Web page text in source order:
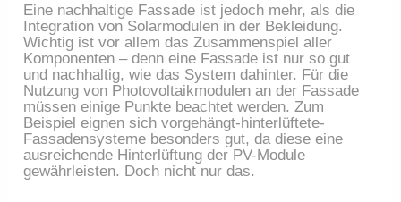
Eine nachhaltige Fassade ist jedoch mehr, als die
Integration von Solarmodulen in der Bekleidung.
Wichtig ist vor allem das Zusammenspiel aller
Komponenten – denn eine Fassade ist nur so gut
und nachhaltig, wie das System dahinter. Für die
Nutzung von Photovoltaikmodulen an der Fassade
müssen einige Punkte beachtet werden. Zum
Beispiel eignen sich vorgehängt-hinterlüftete-
Fassadensysteme besonders gut, da diese eine
ausreichende Hinterlüftung der PV-Module
gewährleisten. Doch nicht nur das.